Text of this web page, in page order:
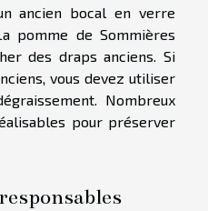
ancien bocal en verre
pomme de Sommières
des draps anciens. Si
vous devez utiliser
Nombreux
pour préserver